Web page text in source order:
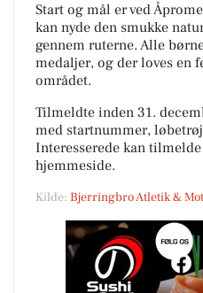
Start og mål er ved
kan nyde den smukke
gennem ruterne. Alle
medaljer, og der loves en
området.
Tilmeldte inden 31.
med startnummer,
Interesserede kan
hjemmeside.
Kilde: Bjerringbro Atletik &